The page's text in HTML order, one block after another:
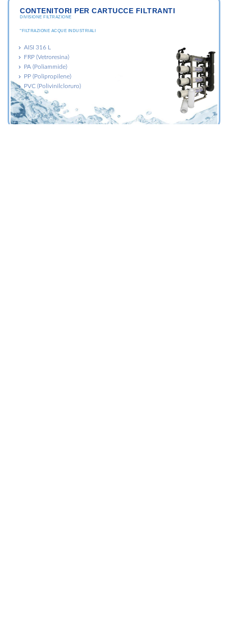
CONTENITORI PER CARTUCCE FILTRANTI
DIVISIONE FILTRAZIONE
"FILTRAZIONE ACQUE INDUSTRIALI
AISI 316 L
FRP (Vetroresina)
PA (Poliammide)
PP (Polipropilene)
PVC (Polivinilcloruro)